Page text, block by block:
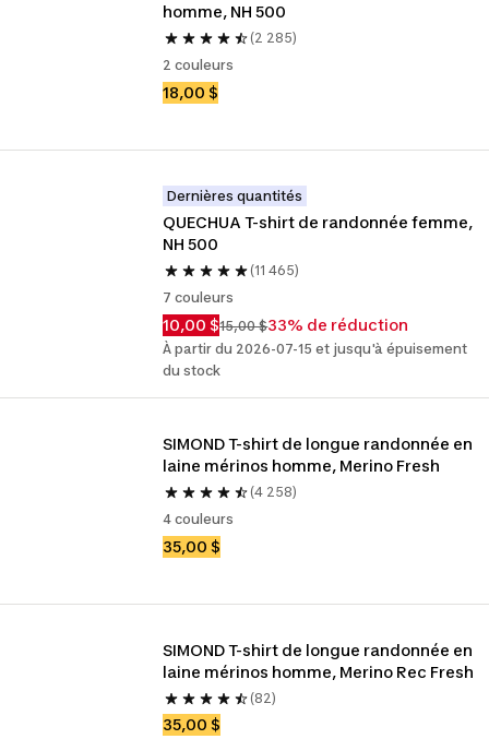
homme, NH 500
(2 285)
2 couleurs
18,00 $
Dernières quantités
QUECHUA T-shirt de randonnée femme,
NH 500
(11 465)
7 couleurs
10,00 $15,00 $33% de réduction
À partir du 2026-07-15 et jusqu'à épuisement
du stock
SIMOND T-shirt de longue randonnée en
laine mérinos homme, Merino Fresh
(4 258)
4 couleurs
35,00 $
SIMOND T-shirt de longue randonnée en
laine mérinos homme, Merino Rec Fresh
(82)
35,00 $